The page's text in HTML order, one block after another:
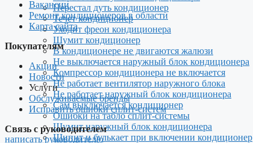
Перестал дуть кондиционер
Течет кондиционер
Уходит фреон кондиционера
Шумит кондиционер
В кондиционере не двигаются жалюзи
Не выключается наружный блок кондиционера
Компрессор кондиционера не включается
Не работает вентилятор наружного блока
Не работает наружный блок кондиционера
Сам выключается кондиционер
Ошибки на табло сплит-системы
Шумит наружный блок кондиционера
Шипит и булькает при включении кондиционер
Вакансии
Ремонт кондиционеров в области
Карта сайта
Покупателям
Акции
Новости
Услуги
Обслуживаемые бренды
Исправить ошибки сплит-систем
Связь с руководителем
написать руководителю